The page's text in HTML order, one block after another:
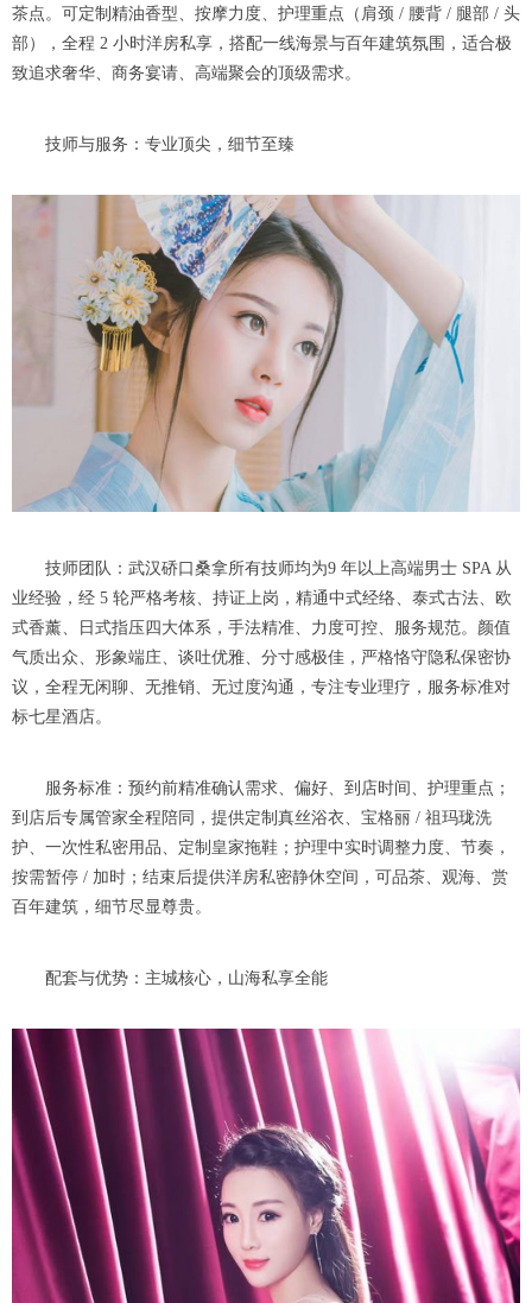
茶点。可定制精油香型、按摩力度、护理重点（肩颈 / 腰背 / 腿部 / 头
部），全程 2 小时洋房私享，搭配一线海景与百年建筑氛围，适合极
致追求奢华、商务宴请、高端聚会的顶级需求。
技师与服务：专业顶尖，细节至臻
技师团队：武汉硚口桑拿所有技师均为9 年以上高端男士 SPA 从
业经验，经 5 轮严格考核、持证上岗，精通中式经络、泰式古法、欧
式香薰、日式指压四大体系，手法精准、力度可控、服务规范。颜值
气质出众、形象端庄、谈吐优雅、分寸感极佳，严格恪守隐私保密协
议，全程无闲聊、无推销、无过度沟通，专注专业理疗，服务标准对
标七星酒店。
服务标准：预约前精准确认需求、偏好、到店时间、护理重点；
到店后专属管家全程陪同，提供定制真丝浴衣、宝格丽 / 祖玛珑洗
护、一次性私密用品、定制皇家拖鞋；护理中实时调整力度、节奏，
按需暂停 / 加时；结束后提供洋房私密静休空间，可品茶、观海、赏
百年建筑，细节尽显尊贵。
配套与优势：主城核心，山海私享全能